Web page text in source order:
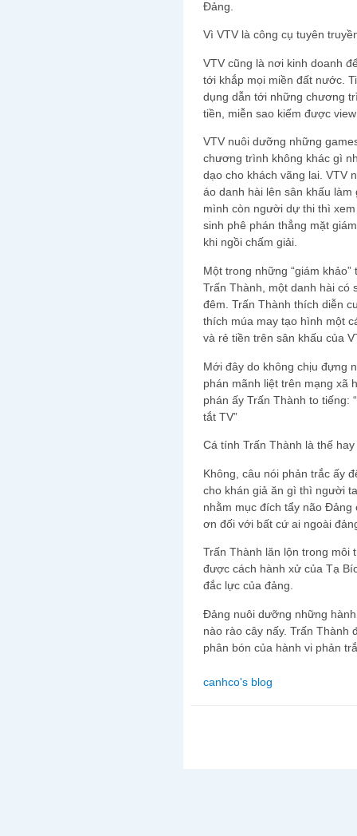
Đảng.
Vì VTV là công cụ tuyên
VTV cũng là nơi kinh doanh
tới khắp mọi miền đất nước.
dụng dẫn tới những chương
tiền, miễn sao kiếm được
VTV nuôi dưỡng những
chương trình không khác gì
dạo cho khách vãng lai. VTV
áo danh hài lên sân khấu
mình còn người dự thi thì
sinh phê phán thẳng mặt
khi ngồi chấm giải.
Một trong những “giám
Trấn Thành, một danh hài có
đêm. Trấn Thành thích diễn
thích múa may tạo hình một
và rẻ tiền trên sân khấu của
Mới đây do không chịu đựng
phán mãnh liệt trên mạng xã
phán ấy Trấn Thành to tiếng:
tắt TV”
Cá tính Trấn Thành là thế
Không, câu nói phản trắc ấy
cho khán giả ăn gì thì người
nhằm mục đích tẩy não
ơn đối với bất cứ ai ngoài
Trấn Thành lăn lộn trong môi
được cách hành xử của Tạ
đắc lực của đảng.
Đảng nuôi dưỡng những
nào rào cây nấy. Trấn Thành
phân bón của hành vi phản
canhco's blog